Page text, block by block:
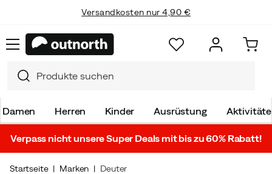
Versandkosten nur 4,90 €
Damen Herren Kinder Ausrüstung
Verpass nicht unsere Super Deals mit bis zu 60% Rabatt!
Startseite Marken Deuter